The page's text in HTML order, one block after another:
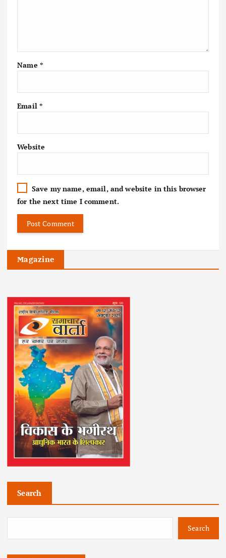
Name *
Email *
Website
Save my name, email, and website in this browser
for the next time I comment.
Magazine
Search
Search